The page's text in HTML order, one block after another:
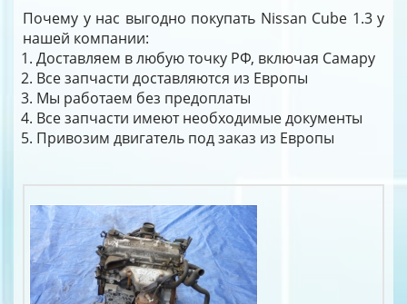
Почему у нас выгодно покупать Nissan Cube 1.3 у
нашей компании:
Доставляем в любую точку РФ, включая Самару
Все запчасти доставляются из Европы
Мы работаем без предоплаты
Все запчасти имеют необходимые документы
Привозим двигатель под заказ из Европы